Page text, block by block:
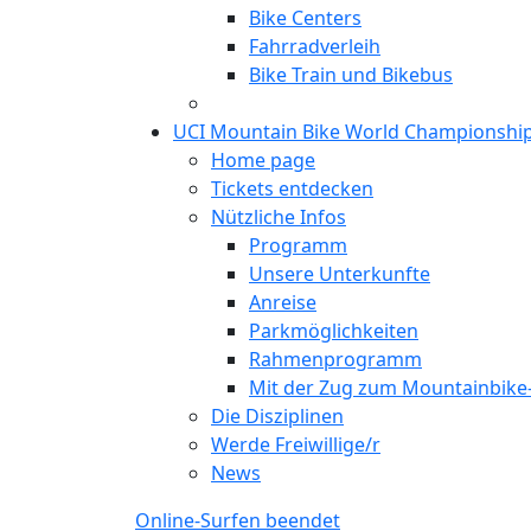
Bike Centers
Fahrradverleih
Bike Train und Bikebus
UCI Mountain Bike World
Home page
Tickets entdecken
Nützliche Infos
Programm
Unsere Unterkunfte
Anreise
Parkmöglichkeiten
Rahmenprogramm
Mit der Zug zum
Die Disziplinen
Werde Freiwillige/r
News
Online-Surfen beendet